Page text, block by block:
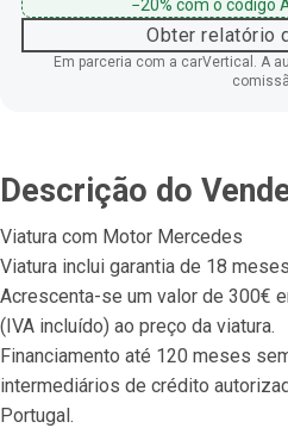
−20%com o código
Obter relatório
Em parceria com a carVertical. A
Descrição do
Viatura com Motor Mercedes
Viatura inclui garantia de 18
Acrescenta-se um valor de 300€
(IVA incluído) ao preço da viatura.
Financiamento até 120 meses
intermediários de crédito
Portugal.